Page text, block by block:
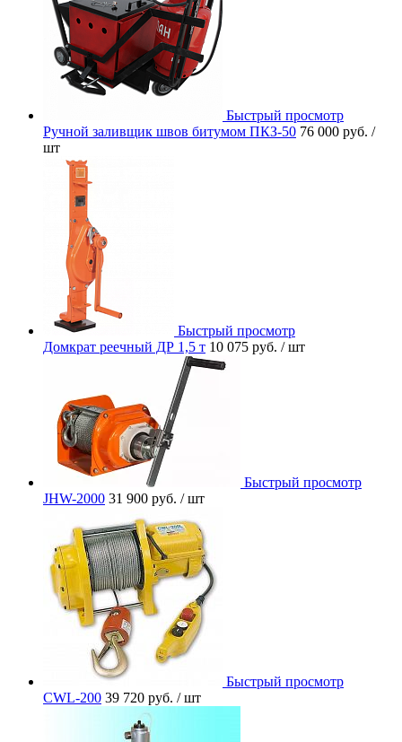
Быстрый просмотр
Ручной заливщик швов битумом ПКЗ-50 76 000 руб. /
шт
Быстрый просмотр
Домкрат реечный ДР 1,5 т 10 075 руб. / шт
Быстрый просмотр
JHW-2000 31 900 руб. / шт
Быстрый просмотр
CWL-200 39 720 руб. / шт